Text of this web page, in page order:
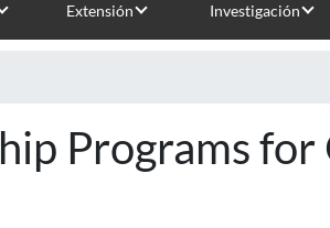
Extensión Investigación
Programs for